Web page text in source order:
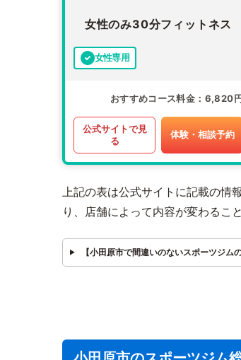
女性のみ30分フィットネス
女性専用
おすすめコース料金 6,820
公式サイトで見
る
体験・相談予約
上記の表は公式サイトに記載の
り、店舗によって内容が変わるこ
【小田原市で間違いのないスポーツジム